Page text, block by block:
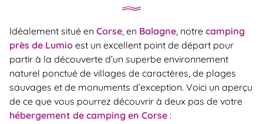
Idéalement situé en Corse, en Balagne, notre camping
près de Lumio est un excellent point de départ pour
partir à la découverte d’un superbe environnement
naturel ponctué de villages de caractères, de plages
sauvages et de monuments d’exception. Voici un aperçu
de ce que vous pourrez découvrir à deux pas de votre
hébergement de camping en Corse :